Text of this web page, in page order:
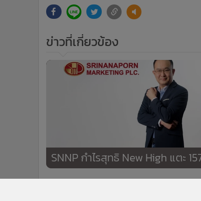
ข่าวที่เกี่ยวข้อง
SNNP กำไรสุทธิ New High แตะ